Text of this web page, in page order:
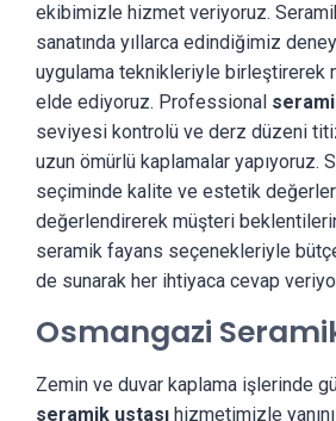
ekibimizle hizmet veriyoruz.
sanatında yıllarca edindiğimiz
uygulama teknikleriyle birleştirerek
elde ediyoruz. Professional
seviyesi kontrolü ve derz düzeni
uzun ömürlü kaplamalar yapıyoruz.
seçiminde kalite ve estetik
değerlendirerek müşteri
seramik fayans seçenekleriyle
de sunarak her ihtiyaca cevap
Osmangazi
Zemin ve duvar kaplama işlerinde
seramik ustası hizmetimizle